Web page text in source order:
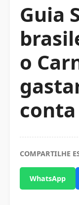
Guia
o
conta
COMPARTILHE
WhatsApp